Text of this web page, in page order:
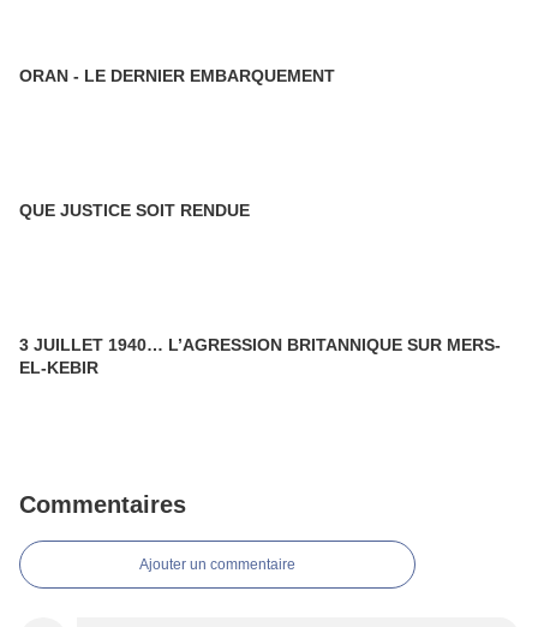
ORAN - LE DERNIER EMBARQUEMENT
QUE JUSTICE SOIT RENDUE
3 JUILLET 1940… L’AGRESSION BRITANNIQUE SUR MERS-
EL-KEBIR
Commentaires
Ajouter un commentaire